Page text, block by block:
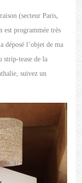
(secteur Paris,
est programmée très
déposé l’objet de ma
strip-tease de la
suivez un